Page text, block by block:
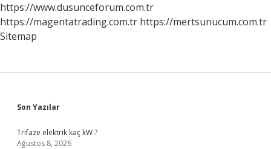
https://www.dusunceforum.com.tr
https://magentatrading.com.tr https://mertsunucum.com.tr
Sitemap
Sidebar
Son Yazılar
Trifaze elektrik kaç kW ?
Ağustos 8, 2026